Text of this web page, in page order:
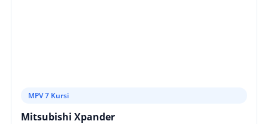
MPV 7 Kursi
Mitsubishi Xpander